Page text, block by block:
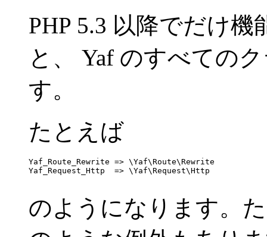
PHP 5.3 以降でだけ
と、 Yaf のすべての
す。
たとえば
Yaf_Route_Rewrite => \Yaf\Route\Rewrite
Yaf_Request_Http  => \Yaf\Request\Http
のようになります。